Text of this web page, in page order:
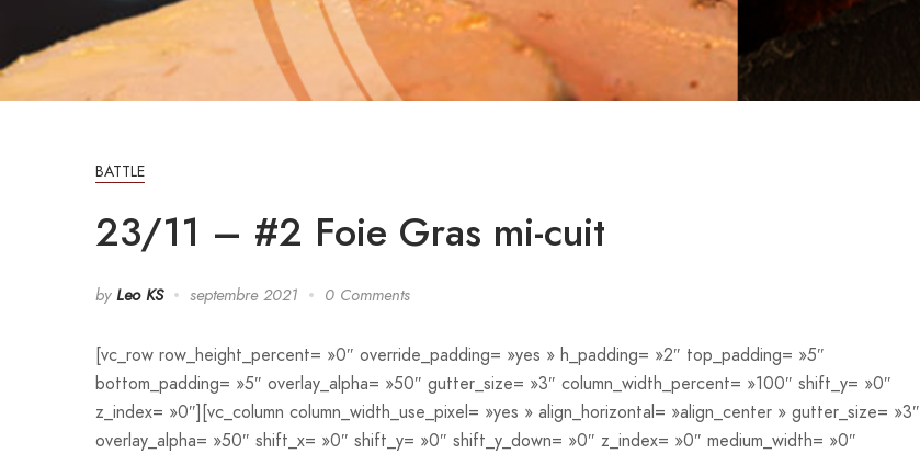
BATTLE
23/11 – #2 Foie Gras mi-cuit
by Leo KS septembre 2021 0 Comments
[vc_row row_height_percent= »0″ override_padding= »yes » h_padding= »2″ top_padding= »5″
bottom_padding= »5″ overlay_alpha= »50″ gutter_size= »3″ column_width_percent= »100″ shift_y= »0″
z_index= »0″][vc_column column_width_use_pixel= »yes » align_horizontal= »align_center » gutter_size= »3″
overlay_alpha= »50″ shift_x= »0″ shift_y= »0″ shift_y_down= »0″ z_index= »0″ medium_width= »0″